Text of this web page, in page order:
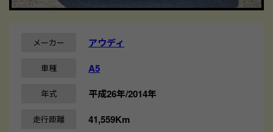
メーカー アウディ
車種 A5
年式 平成26年/2014年
走行距離 41,559Km